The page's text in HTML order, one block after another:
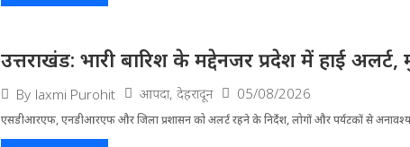
उत्तराखंड: भारी बारिश के मद्देनजर प्रदेश में हाई
By laxmi Purohit आपदा, देहरादून 05/08/2026
एसडीआरएफ, एनडीआरएफ और जिला प्रशासन को अलर्ट रहने के निर्देश, लोगों और पर्यटकों से